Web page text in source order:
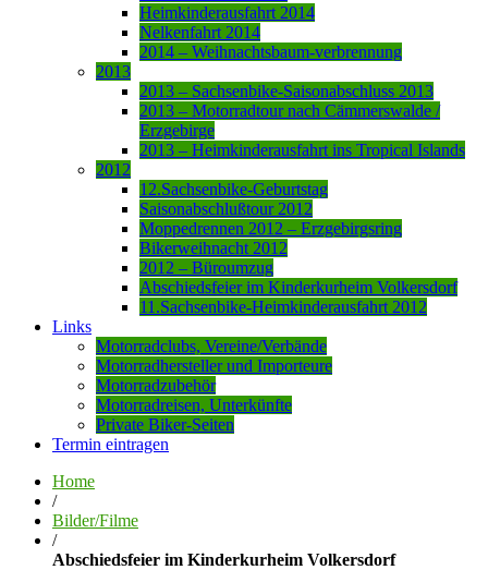
Heimkinderausfahrt 2014
Nelkenfahrt 2014
2014 – Weihnachtsbaum-verbrennung
2013
2013 – Sachsenbike-Saisonabschluss 2013
2013 – Motorradtour nach Cämmerswalde /
Erzgebirge
2013 – Heimkinderausfahrt ins Tropical Islands
2012
12.Sachsenbike-Geburtstag
Saisonabschlußtour 2012
Moppedrennen 2012 – Erzgebirgsring
Bikerweihnacht 2012
2012 – Büroumzug
Abschiedsfeier im Kinderkurheim Volkersdorf
11.Sachsenbike-Heimkinderausfahrt 2012
Links
Motorradclubs, Vereine/Verbände
Motorradhersteller und Importeure
Motorradzubehör
Motorradreisen, Unterkünfte
Private Biker-Seiten
Termin eintragen
Home
/
Bilder/Filme
/
Abschiedsfeier im Kinderkurheim Volkersdorf